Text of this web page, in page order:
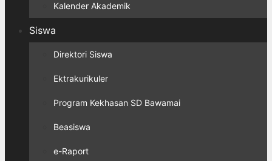
Kalender Akademik
Siswa
Direktori Siswa
Ektrakurikuler
Program Kekhasan SD Bawamai
Beasiswa
e-Raport